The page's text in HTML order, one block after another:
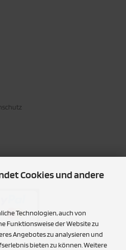
Cookies und andere
Technologien, auch von
Funktionsweise der Website zu
Angebotes zu analysieren und
bieten zu können. Weitere